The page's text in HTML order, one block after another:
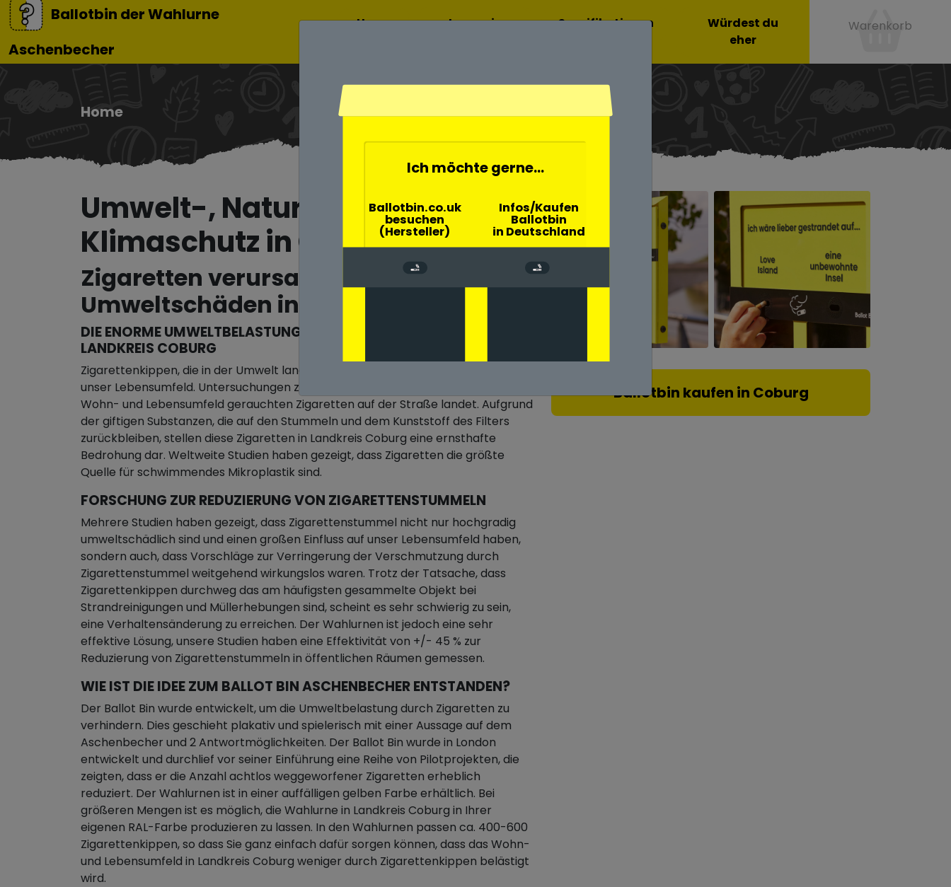
Ballotbin der Wahlurne
Aschenbecher
Home
Lesen sie
Spezifikationen
Würdest du
eher
Warenkorb
Home
Umwelt-, Natur- und
Klimaschutz in Coburg
Zigaretten verursachen große
Umweltschäden in Landkreis Coburg
DIE ENORME UMWELTBELASTUNG DURCH ZIGARETTENSTUMMEL IN
LANDKREIS COBURG
Zigarettenkippen, die in der Umwelt landen, haben einen großen Einfluss auf
unser Lebensumfeld. Untersuchungen zeigen, dass ein Großteil der in unserem
Wohn- und Lebensumfeld gerauchten Zigaretten auf der Straße landet. Aufgrund
der giftigen Substanzen, die auf den Stummeln und dem Kunststoff des Filters
zurückbleiben, stellen diese Zigaretten in Landkreis Coburg eine ernsthafte
Bedrohung dar. Weltweite Studien haben gezeigt, dass Zigaretten die größte
Quelle für schwimmendes Mikroplastik sind.
FORSCHUNG ZUR REDUZIERUNG VON ZIGARETTENSTUMMELN
Mehrere Studien haben gezeigt, dass Zigarettenstummel nicht nur hochgradig
umweltschädlich sind und einen großen Einfluss auf unser Lebensumfeld haben,
sondern auch, dass Vorschläge zur Verringerung der Verschmutzung durch
Zigarettenstummel weitgehend wirkungslos waren. Trotz der Tatsache, dass
Zigarettenkippen durchweg das am häufigsten gesammelte Objekt bei
Strandreinigungen und Müllerhebungen sind, scheint es sehr schwierig zu sein,
eine Verhaltensänderung zu erreichen. Der Wahlurnen ist jedoch eine sehr
effektive Lösung, unsere Studien haben eine Effektivität von +/- 45 % zur
Reduzierung von Zigarettenstummeln in öffentlichen Räumen gemessen.
WIE IST DIE IDEE ZUM BALLOT BIN ASCHENBECHER ENTSTANDEN?
Der Ballot Bin wurde entwickelt, um die Umweltbelastung durch Zigaretten zu
verhindern. Dies geschieht plakativ und spielerisch mit einer Aussage auf dem
Aschenbecher und 2 Antwortmöglichkeiten. Der Ballot Bin wurde in London
entwickelt und durchlief vor seiner Einführung eine Reihe von Pilotprojekten, die
zeigten, dass er die Anzahl achtlos weggeworfener Zigaretten erheblich
reduziert. Der Wahlurnen ist in einer auffälligen gelben Farbe erhältlich. Bei
größeren Mengen ist es möglich, die Wahlurne in Landkreis Coburg in Ihrer
eigenen RAL-Farbe produzieren zu lassen. In den Wahlurnen passen ca. 400-600
Zigarettenkippen, so dass Sie ganz einfach dafür sorgen können, dass das Wohn-
und Lebensumfeld in Landkreis Coburg weniger durch Zigarettenkippen belästigt
wird.
Ballotbin kaufen in Coburg
Ich möchte gerne...
Ballotbin.co.uk
besuchen
(Hersteller)
Infos/Kaufen
Ballotbin
in Deutschland